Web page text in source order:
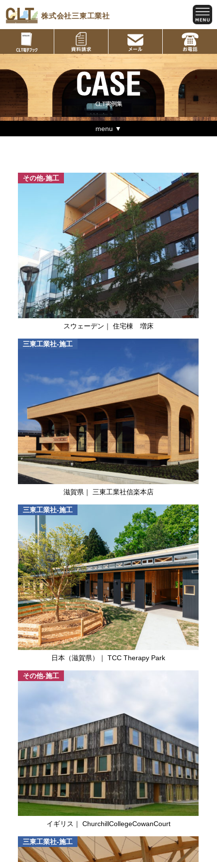
株式会社三東工業社
menu ▼
その他-施工
スウェーデン｜ 住宅棟 増床
三東工業社-施工
滋賀県｜ 三東工業社信楽本店
三東工業社-施工
日本（滋賀県）｜ TCC Therapy Park
その他-施工
イギリス｜ ChurchillCollegeCowanCourt
三東工業社-施工